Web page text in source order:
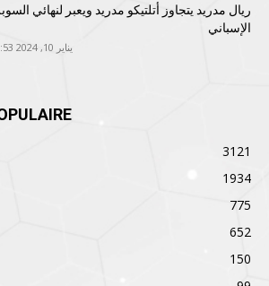
ريال مدريد يتجاوز أتلتيكو مدريد ويعبر لنهائي
الإسباني
يناير 10, 2024 23:53
3121
1934
775
652
150